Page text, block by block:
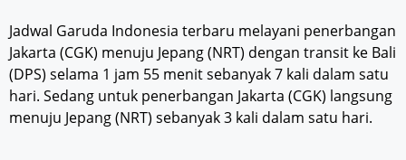
Jadwal Garuda Indonesia terbaru melayani penerbangan
Jakarta (CGK) menuju Jepang (NRT) dengan transit ke Bali
(DPS) selama 1 jam 55 menit sebanyak 7 kali dalam satu
hari. Sedang untuk penerbangan Jakarta (CGK) langsung
menuju Jepang (NRT) sebanyak 3 kali dalam satu hari.